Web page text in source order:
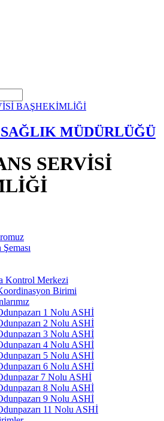
MÜDÜRLÜĞÜ
SERVİSİ
Kontrol Merkezi
Birimi
1 Nolu ASHİ
2 Nolu ASHİ
3 Nolu ASHİ
4 Nolu ASHİ
5 Nolu ASHİ
6 Nolu ASHİ
7 Nolu ASHİ
8 Nolu ASHİ
9 Nolu ASHİ
11 Nolu ASHİ